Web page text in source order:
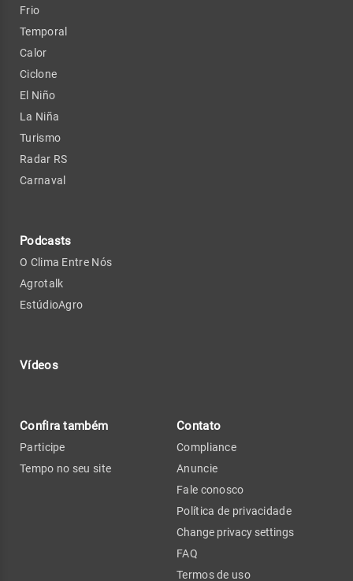
Frio
Temporal
Calor
Ciclone
El Niño
La Niña
Turismo
Radar RS
Carnaval
Podcasts
O Clima Entre Nós
Agrotalk
EstúdioAgro
Vídeos
Confira também
Participe
Tempo no seu site
Contato
Compliance
Anuncie
Fale conosco
Política de privacidade
Change privacy settings
FAQ
Termos de uso